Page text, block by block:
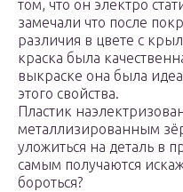
том, что он электро
замечали что после
различия в цвете с
краска была
выкраске она была
этого свойства.
Пластик
металлизированным
уложиться на деталь в
самым получаются
бороться?